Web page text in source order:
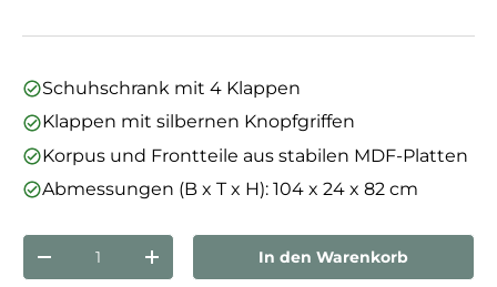
Schuhschrank mit 4 Klappen
Klappen mit silbernen Knopfgriffen
Korpus und Frontteile aus stabilen MDF-Platten
Abmessungen (B x T x H): 104 x 24 x 82 cm
Anzahl
Menge verringernMenge erhöhenIn den Warenkorb